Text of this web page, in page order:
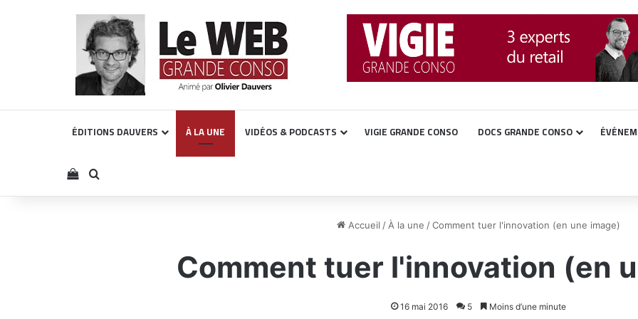
ÉDITIONS DAUVERS À LA UNE VIDÉOS & PODCASTS VIGIE GRANDE CONSO DOCS GRANDE CONSO
Voir votre panier
Rechercher
Accueil / À la une /Comment tuer l'innovation (en une image)
Comment tuer l'innovation (en
16 mai 2016 5 Moins d’une minute